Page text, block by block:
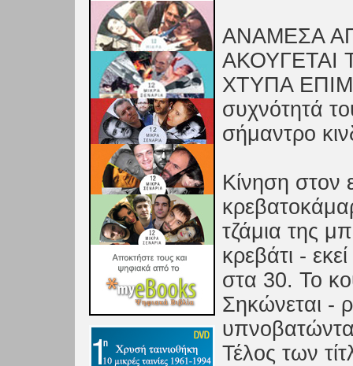
ΑΝΑΜΕΣΑ
ΑΚΟΥΓΕΤΑΙ
ΧΤΥΠΑ
συχνότητά
σήμαντρο
Κίνηση στον
τζάμια της
κρεβάτι -
στα 30. Το
Σηκώνεται -
Τέλος των